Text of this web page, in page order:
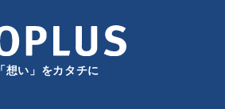
「想い」をカタチに